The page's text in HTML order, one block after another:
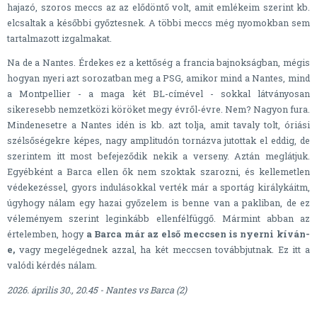
hajazó, szoros meccs az az elődöntő volt, amit emlékeim szerint kb.
elcsaltak a későbbi győztesnek. A többi meccs még nyomokban sem
tartalmazott izgalmakat.
Na de a Nantes. Érdekes ez a kettőség a francia bajnokságban, mégis
hogyan nyeri azt sorozatban meg a PSG, amikor mind a Nantes, mind
a Montpellier - a maga két BL-címével - sokkal látványosan
sikeresebb nemzetközi köröket megy évről-évre. Nem? Nagyon fura.
Mindenesetre a Nantes idén is kb. azt tolja, amit tavaly tolt, óriási
szélsőségekre képes, nagy amplitudón tornázva jutottak el eddig, de
szerintem itt most befejeződik nekik a verseny. Aztán meglátjuk.
Egyébként a Barca ellen ők nem szoktak szarozni, és kellemetlen
védekezéssel, gyors indulásokkal verték már a sportág királykáitm,
úgyhogy nálam egy hazai győzelem is benne van a pakliban, de ez
véleményem szerint leginkább ellenfélfüggő. Mármint abban az
értelemben, hogy a Barca már az első meccsen is nyerni kíván-
e, vagy megelégednek azzal, ha két meccsen továbbjutnak. Ez itt a
valódi kérdés nálam.
2026. április 30., 20.45 - Nantes vs Barca (2)